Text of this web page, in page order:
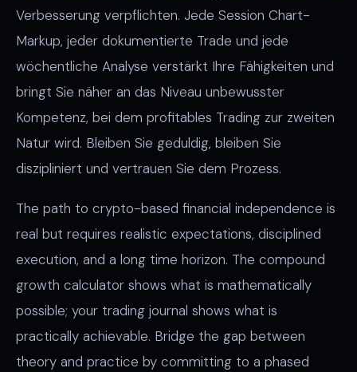
Verbesserung verpflichten. Jede Session Chart-
Markup, jeder dokumentierte Trade und jede
wöchentliche Analyse verstärkt Ihre Fähigkeiten und
bringt Sie näher an das Niveau unbewusster
Kompetenz, bei dem profitables Trading zur zweiten
Natur wird. Bleiben Sie geduldig, bleiben Sie
diszipliniert und vertrauen Sie dem Prozess.
The path to crypto-based financial independence is
real but requires realistic expectations, disciplined
execution, and a long time horizon. The compound
growth calculator shows what is mathematically
possible; your trading journal shows what is
practically achievable. Bridge the gap between
theory and practice by committing to a phased